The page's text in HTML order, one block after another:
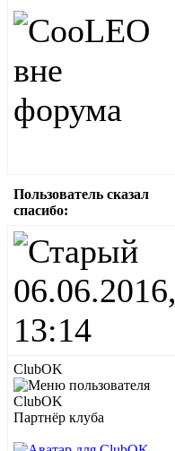
Пользователь сказал
cпасибо:
06.06.2016,
13:14
ClubOK
Партнёр клуба